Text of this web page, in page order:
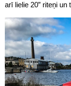
arī lielie 20” riteņi